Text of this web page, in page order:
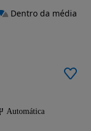
Automática
Dentro da média